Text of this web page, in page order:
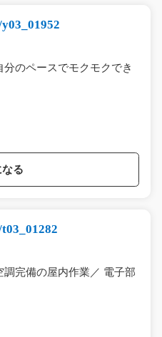
のペースでモクモクでき
る
完備の屋内作業／ 電子部